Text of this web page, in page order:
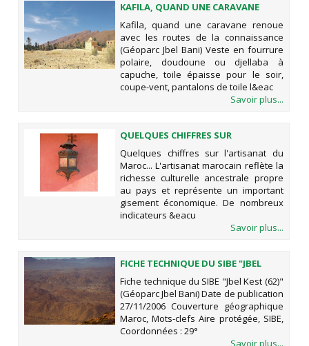
KAFILA, QUAND UNE CARAVANE
RENOUE AVEC LES ROUTES DE LA
CONNAISSANCE (GÉOPARC JBEL
BANI)
Kafila, quand une caravane renoue
avec les routes de la connaissance
(Géoparc Jbel Bani) Veste en fourrure
polaire, doudoune ou djellaba à
capuche, toile épaisse pour le soir,
coupe-vent, pantalons de toile l&eac
Savoir plus...
QUELQUES CHIFFRES SUR
L'ARTISANAT DU MAROC...
Quelques chiffres sur l'artisanat du
Maroc... L'artisanat marocain reflète la
richesse culturelle ancestrale propre
au pays et représente un important
gisement économique. De nombreux
indicateurs &eacu
Savoir plus...
FICHE TECHNIQUE DU SIBE "JBEL
KEST (62)" (GÉOPARC JBEL BANI)
Fiche technique du SIBE "Jbel Kest (62)"
(Géoparc Jbel Bani) Date de publication
27/11/2006 Couverture géographique
Maroc, Mots-clefs Aire protégée, SIBE,
Coordonnées : 29°
Savoir plus...